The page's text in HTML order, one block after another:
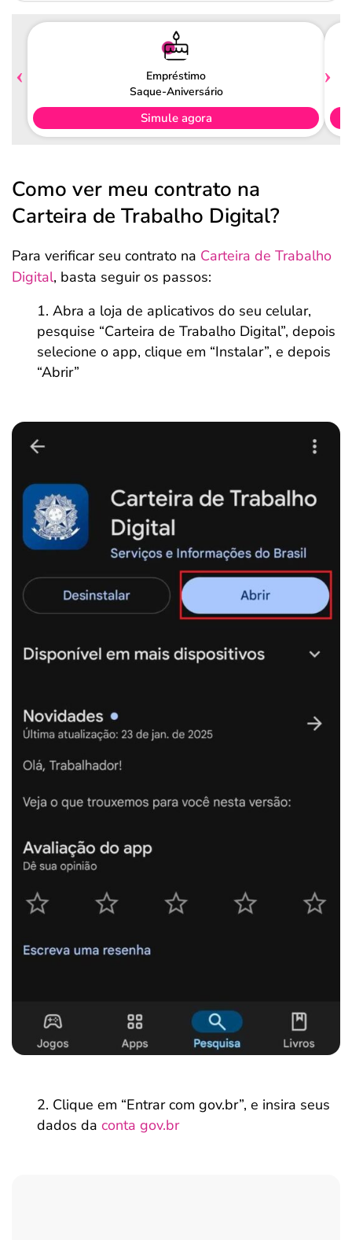
Empréstimo
Saque-Aniversário
Simule agora
Como ver meu contrato na
Carteira de Trabalho Digital?
Para verificar seu contrato na Carteira de Trabalho
Digital, basta seguir os passos:
Abra a loja de aplicativos do seu celular,
pesquise “Carteira de Trabalho Digital”, depois
selecione o app, clique em “Instalar”, e depois
“Abrir”
Clique em “Entrar com gov.br”, e insira seus
dados da conta gov.br